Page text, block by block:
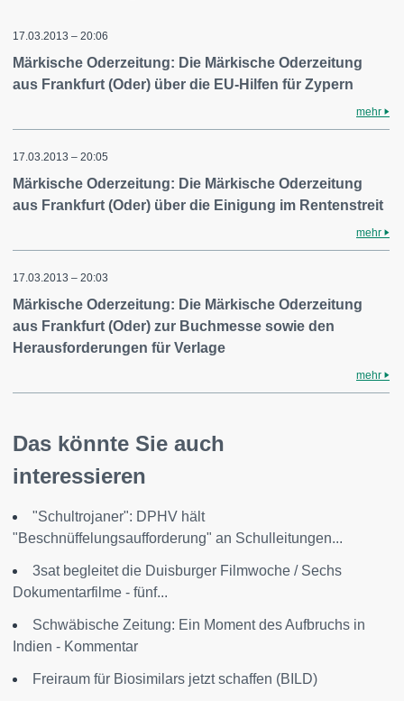
17.03.2013 – 20:06
Märkische Oderzeitung: Die Märkische Oderzeitung
aus Frankfurt (Oder) über die EU-Hilfen für Zypern
mehr
17.03.2013 – 20:05
Märkische Oderzeitung: Die Märkische Oderzeitung
aus Frankfurt (Oder) über die Einigung im Rentenstreit
mehr
17.03.2013 – 20:03
Märkische Oderzeitung: Die Märkische Oderzeitung
aus Frankfurt (Oder) zur Buchmesse sowie den
Herausforderungen für Verlage
mehr
Das könnte Sie auch
interessieren
"Schultrojaner": DPHV hält
"Beschnüffelungsaufforderung" an Schulleitungen...
3sat begleitet die Duisburger Filmwoche / Sechs
Dokumentarfilme - fünf...
Schwäbische Zeitung: Ein Moment des Aufbruchs in
Indien - Kommentar
Freiraum für Biosimilars jetzt schaffen (BILD)